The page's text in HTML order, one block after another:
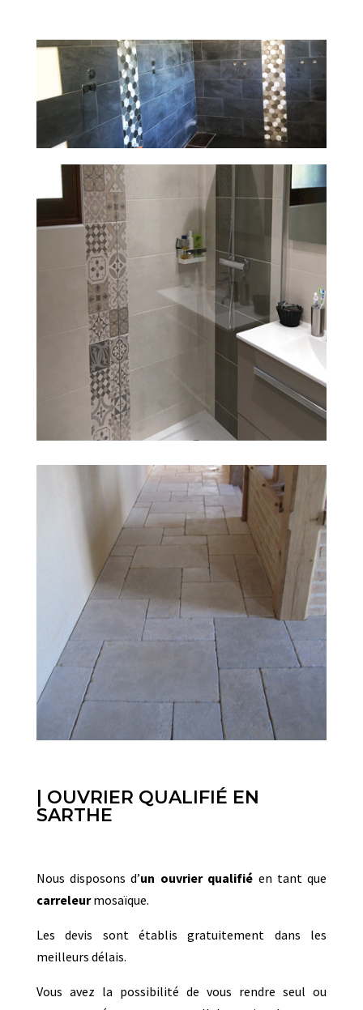
| OUVRIER QUALIFIÉ EN
SARTHE
Nous disposons d’un ouvrier qualifié en tant que
carreleurmosaïque.
Les devis sont établis gratuitement dans les
meilleurs délais.
Vous avez la possibilité de vous rendre seul ou